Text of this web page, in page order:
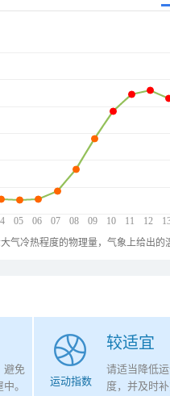
05 06 07 08 09 10 11 12
气冷热程度的物理量，气象上给出
避免
。
较适宜
运动指数
请适当降低
度，并及时